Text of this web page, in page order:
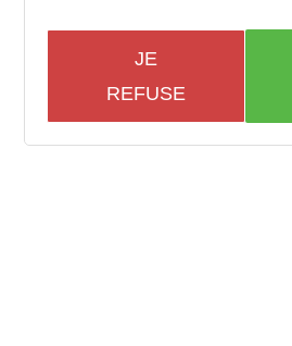
JE
REFUSE